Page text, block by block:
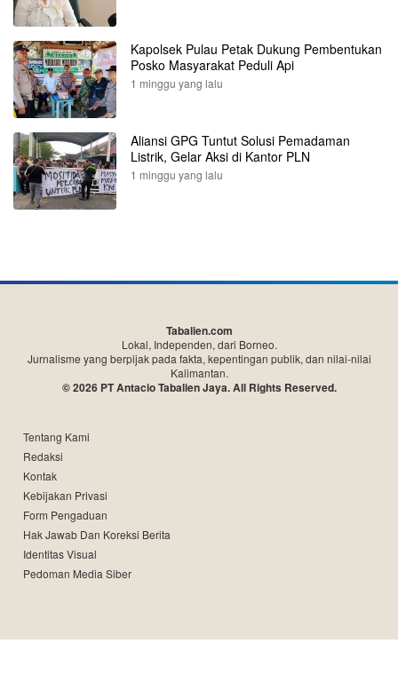
Kapolsek Pulau Petak Dukung Pembentukan
Posko Masyarakat Peduli Api
1 minggu yang lalu
Aliansi GPG Tuntut Solusi Pemadaman
Listrik, Gelar Aksi di Kantor PLN
1 minggu yang lalu
Tabalien.com
Lokal, Independen, dari Borneo.
Jurnalisme yang berpijak pada fakta, kepentingan publik, dan nilai-nilai
Kalimantan.
© 2026 PT Antacio Tabalien Jaya. All Rights Reserved.
Tentang Kami
Redaksi
Kontak
Kebijakan Privasi
Form Pengaduan
Hak Jawab Dan Koreksi Berita
Identitas Visual
Pedoman Media Siber